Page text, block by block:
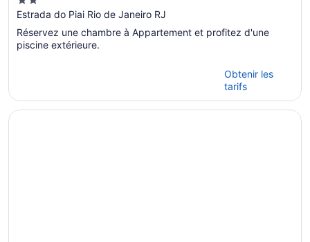
out
of
5
Estrada do Piai Rio de Janeiro RJ
Réservez une chambre à Appartement et profitez d'une
piscine extérieure.
Obtenir les
tarifs
S’ouvre dans une nouvelle fenêtre
Pousada Do Sol